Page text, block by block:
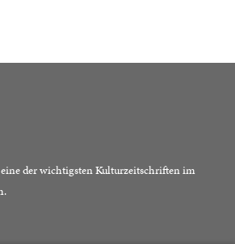
der wichtigsten Kulturzeitschriften im